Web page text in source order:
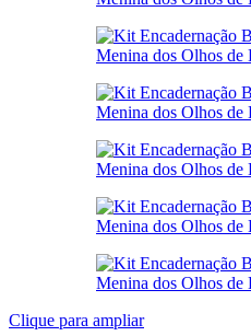
Clique para ampliar